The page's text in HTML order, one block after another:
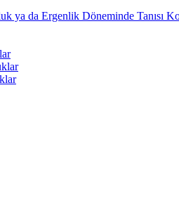
ya da Ergenlik Döneminde Tanısı